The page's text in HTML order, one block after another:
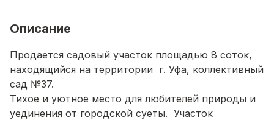
Описание
Продается садовый участок площадью 8 соток,
находящийся на территории г. Уфа, коллективный
сад №37.
Тихое и уютное место для любителей природы и
уединения от городской суеты. Участок